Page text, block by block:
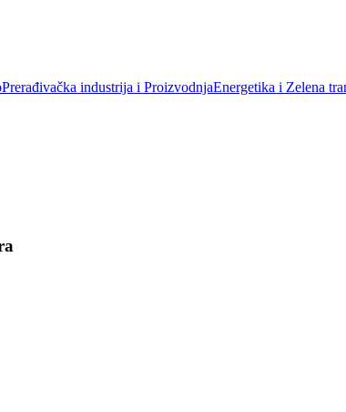
Prerađivačka industrija i ProizvodnjaEnergetika i Zelena